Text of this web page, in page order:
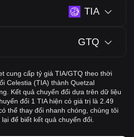
TIA
GTQ
cung cấp tỷ giá TIA/GTQ theo thời
Celestia (TIA) thành Quetzal
Kết quả chuyển đổi dựa trên dữ liệu
đổi 1 TIA hiện có giá trị là 2.49
thể thay đổi nhanh chóng, chúng tôi
để biết kết quả chuyển đổi.